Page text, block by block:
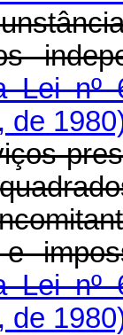
Lei nº
de
Lei nº
de